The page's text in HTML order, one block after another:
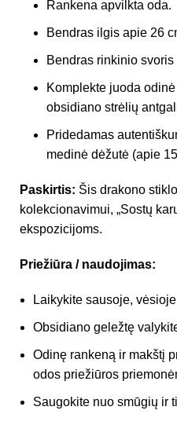
Rankena apvilkta oda.
Bendras ilgis apie 26
Bendras rinkinio svoris
Komplekte juoda
obsidiano strėlių
Pridedamas
medinė dėžutė (apie
Paskirtis: Šis drakono
kolekcionavimui, „Sostų
ekspozicijoms.
Priežiūra / naudojimas:
Laikykite sausoje,
Obsidiano geležtę
Odinę rankeną ir makštį
odos priežiūros
Saugokite nuo smūgių ir